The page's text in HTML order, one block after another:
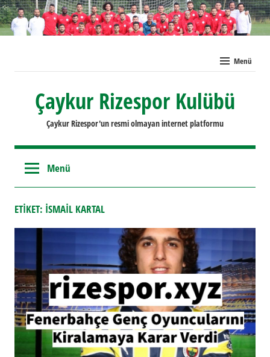
İçeriğe
geç
Menü
Çaykur Rizespor Kulübü
Çaykur Rizespor'un resmi olmayan internet platformu
Menü
ETIKET: ISMAIL KARTAL